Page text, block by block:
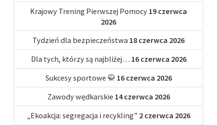
Krajowy Trening Pierwszej Pomocy 19 czerwca
2026
Tydzień dla bezpieczeństwa 18 czerwca 2026
Dla tych, którzy są najbliżej… 16 czerwca 2026
Sukcesy sportowe 🥋 16 czerwca 2026
Zawody wędkarskie 14 czerwca 2026
„Ekoakcja: segregacja i recykling” 2 czerwca 2026